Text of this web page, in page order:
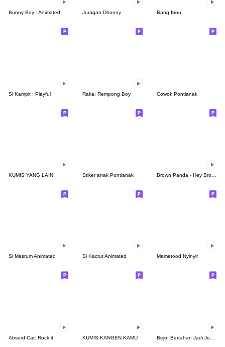
Bunny Boy : Animated Juragan Dhonny Bang Ibon
Si Kampit : Playful Raka: Rempong Boy Cowok Pontianak
KUMIS YANG LAIN Stiker anak Pontianak Brown Panda - Hey Bro Cikidaw!
Si Masrum Animated Si Kacrut Animated Mametood Nyinyir
Absurd Cat: Rock it! KUMIS KANGEN KAMU Bejo: Bertahan Jadi Jomblo